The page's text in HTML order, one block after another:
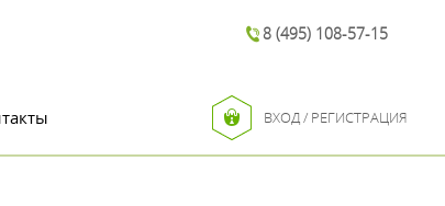
8 (495) 108-57-15
ВХОД / РЕГИСТРАЦИЯ